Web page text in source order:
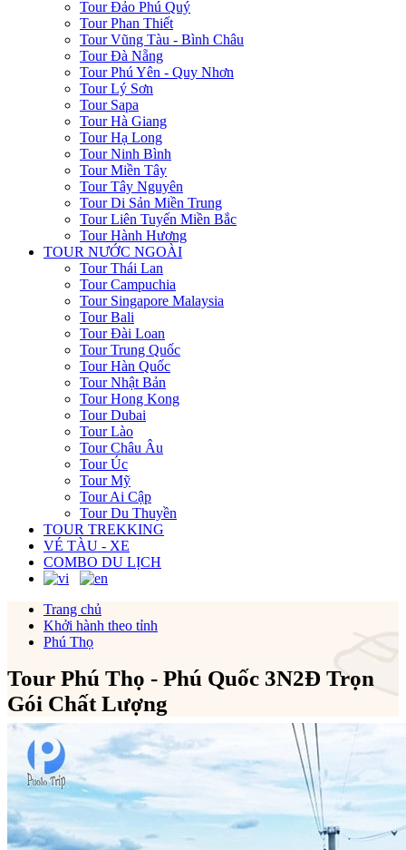
Tour Đảo Phú Quý
Tour Phan Thiết
Tour Vũng Tàu - Bình Châu
Tour Đà Nẵng
Tour Phú Yên - Quy Nhơn
Tour Lý Sơn
Tour Sapa
Tour Hà Giang
Tour Hạ Long
Tour Ninh Bình
Tour Miền Tây
Tour Tây Nguyên
Tour Di Sản Miền Trung
Tour Liên Tuyến Miền Bắc
Tour Hành Hương
TOUR NƯỚC NGOÀI
Tour Thái Lan
Tour Campuchia
Tour Singapore Malaysia
Tour Bali
Tour Đài Loan
Tour Trung Quốc
Tour Hàn Quốc
Tour Nhật Bản
Tour Hong Kong
Tour Dubai
Tour Lào
Tour Châu Âu
Tour Úc
Tour Mỹ
Tour Ai Cập
Tour Du Thuyền
TOUR TREKKING
VÉ TÀU - XE
COMBO DU LỊCH
Trang chủ
Khởi hành theo tỉnh
Phú Thọ
Tour Phú Thọ - Phú Quốc 3N2Đ Trọn
Gói Chất Lượng